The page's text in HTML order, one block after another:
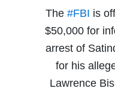
The #FBI is
$50,000 for
arrest of
for his
Lawrence